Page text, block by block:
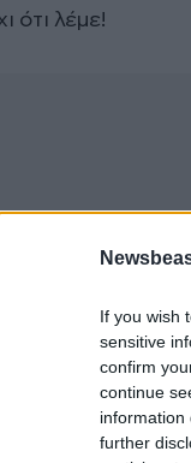
If you wish
sensitive
confirm
continue
information
further
ότι λέμε!